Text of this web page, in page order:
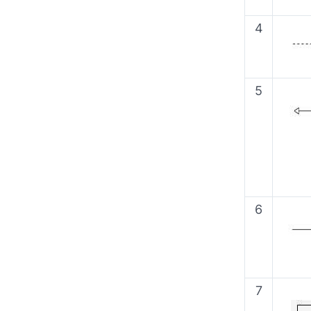
4
5
6
7